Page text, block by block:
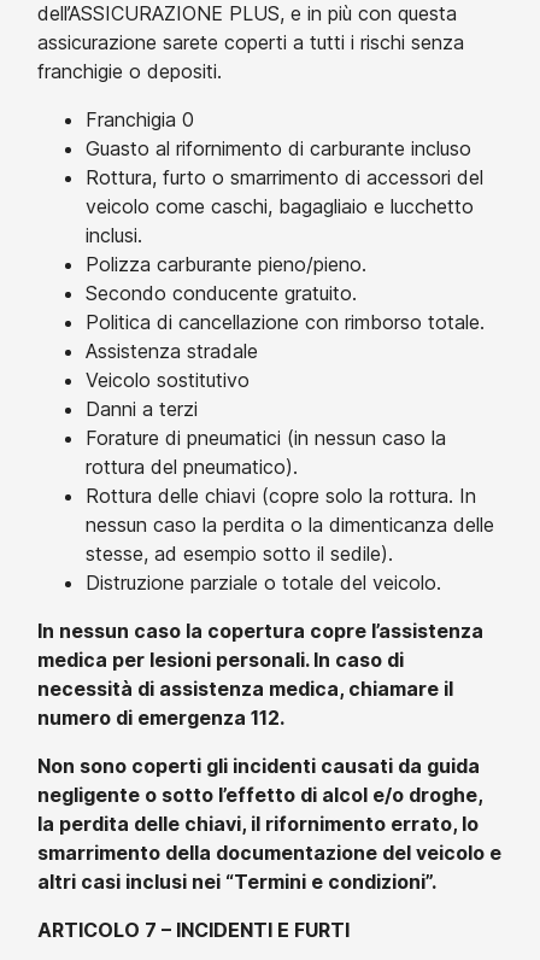
dell’ASSICURAZIONE PLUS, e in più con questa
assicurazione sarete coperti a tutti i rischi senza
franchigie o depositi.
Franchigia 0
Guasto al rifornimento di carburante incluso
Rottura, furto o smarrimento di accessori del
veicolo come caschi, bagagliaio e lucchetto
inclusi.
Polizza carburante pieno/pieno.
Secondo conducente gratuito.
Politica di cancellazione con rimborso totale.
Assistenza stradale
Veicolo sostitutivo
Danni a terzi
Forature di pneumatici (in nessun caso la
rottura del pneumatico).
Rottura delle chiavi (copre solo la rottura. In
nessun caso la perdita o la dimenticanza delle
stesse, ad esempio sotto il sedile).
Distruzione parziale o totale del veicolo.
In nessun caso la copertura copre l’assistenza
medica per lesioni personali. In caso di
necessità di assistenza medica, chiamare il
numero di emergenza 112.
Non sono coperti gli incidenti causati da guida
negligente o sotto l’effetto di alcol e/o droghe,
la perdita delle chiavi, il rifornimento errato, lo
smarrimento della documentazione del veicolo e
altri casi inclusi nei “Termini e condizioni”.
ARTICOLO 7 – INCIDENTI E FURTI